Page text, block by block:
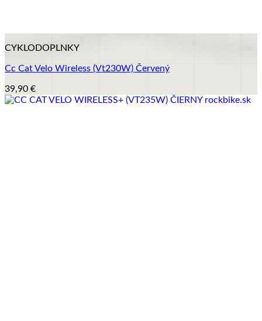
CYKLODOPLNKY
Cc Cat Velo Wireless (Vt230W) Červený
39,90 €